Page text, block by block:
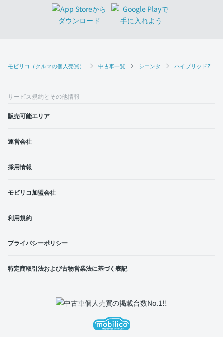
モビリコ（クルマの個人売買） 中古車一覧 シエンタ ハイブリッドZ
サービス規約とその他情報
販売可能エリア
運営会社
採用情報
モビリコ加盟会社
利用規約
プライバシーポリシー
特定商取引法および古物営業法に基づく表記